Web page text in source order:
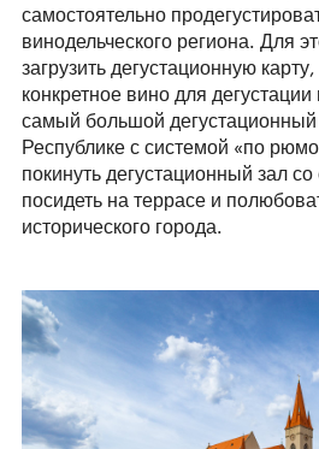
самостоятельно
винодельческого региона. Для
загрузить дегустационную
конкретное вино для
самый большой
Республике с системой «по
покинуть дегустационный зал
посидеть на террасе и
исторического города.